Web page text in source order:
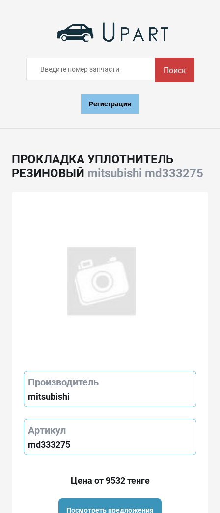
Поиск
Регистрация
ПРОКЛАДКА УПЛОТНИТЕЛЬ
РЕЗИНОВЫЙ mitsubishi md333275
Производитель
mitsubishi
Артикул
md333275
Цена от 9532 тенге
Посмотреть предложения